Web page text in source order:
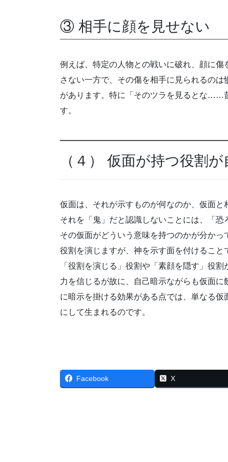
③ 相手に顔を見せない
例えば、特定の人物との戦いに破れ、顔に
さない一方で、その傷を相手に見られるの
があります。特に「そのツラを見るとな……
す。
（４） 仮面が持つ役割
仮面は、それが示すものが何なのか、仮面
それを「鬼」だと認識しないことには、「
その仮面がどういう意味を持つのかが分か
役割を演じますが、神を示す面を付けるこ
「役割を演じる」役割や「素顔を隠す」役
力を信じるが故に、自己暗示ながらも仮面
に暗示を掛ける効果がある点では、単なる
にして生まれるのです。
Facebook X